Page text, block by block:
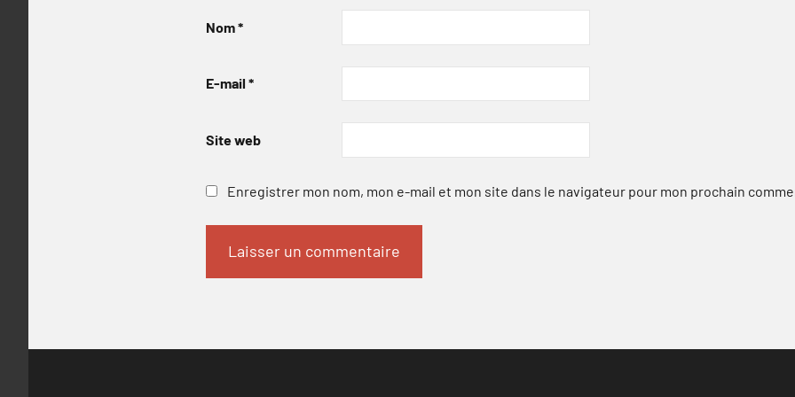
Nom*
E-mail *
Site web
Enregistrer mon nom, mon e-mail et mon site dans le navigateur pour mon prochain